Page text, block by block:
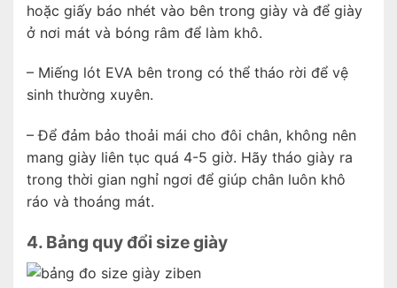
hoặc giấy báo nhét vào bên trong giày và để giày
ở nơi mát và bóng râm để làm khô.
– Miếng lót EVA bên trong có thể tháo rời để vệ
sinh thường xuyên.
– Để đảm bảo thoải mái cho đôi chân, không nên
mang giày liên tục quá 4-5 giờ. Hãy tháo giày ra
trong thời gian nghỉ ngơi để giúp chân luôn khô
ráo và thoáng mát.
4. Bảng quy đổi size giày